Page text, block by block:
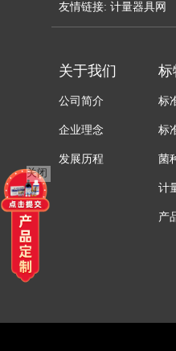
友情链接: 计量器具网
关于我们
公司简介
企业理念
发展历程
标
标
标
菌
计
产
关闭